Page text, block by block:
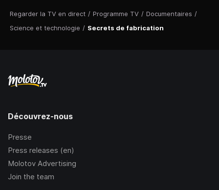
Regarder la TV en direct / Programme TV / Documentaires /
Science et technologie / Secrets de fabrication
Découvrez-nous
Presse
Press releases (en)
Molotov Advertising
Join the team